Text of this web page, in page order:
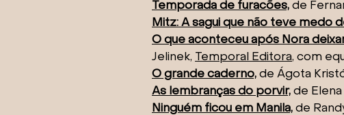
Temporada de furacões, de
Mitz: A sagui que não teve medo
O que aconteceu após Nora
Jelinek,
Temporal Editora, com
O grande caderno, de Ágota
As lembranças do porvir, de
Ninguém ficou em Manila, de